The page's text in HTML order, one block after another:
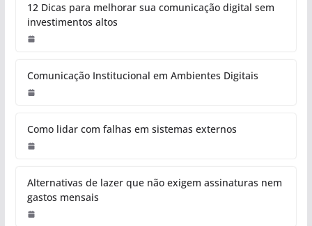
12 Dicas para melhorar sua comunicação digital sem
investimentos altos
Comunicação Institucional em Ambientes Digitais
Como lidar com falhas em sistemas externos
Alternativas de lazer que não exigem assinaturas nem
gastos mensais